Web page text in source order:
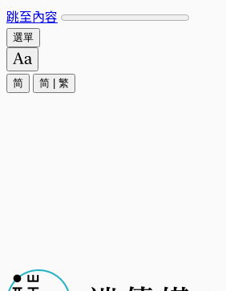
跳至內容
選單
简 简 繁